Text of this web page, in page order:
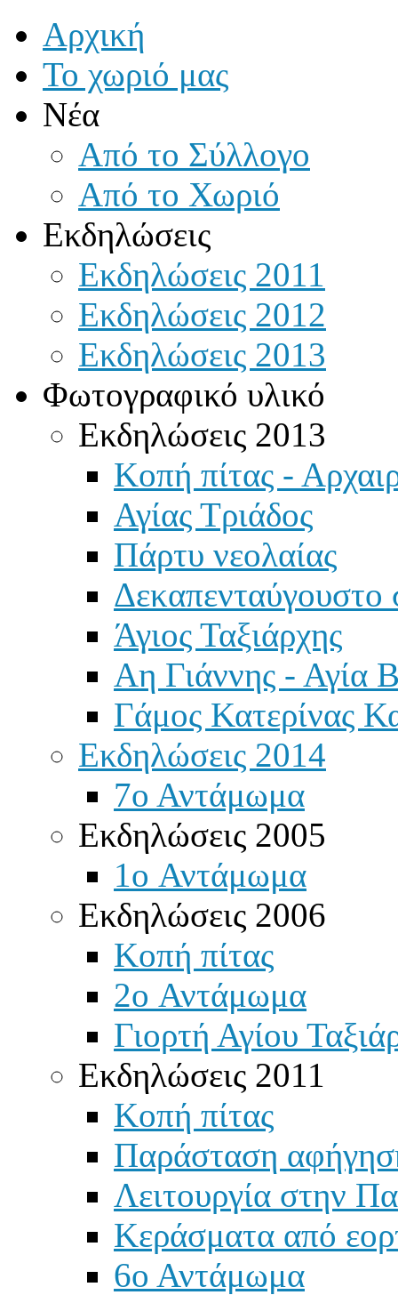
Αρχική
Το χωριό μας
Νέα
Από το Σύλλογο
Από το Χωριό
Εκδηλώσεις
Εκδηλώσεις 2011
Εκδηλώσεις 2012
Εκδηλώσεις 2013
Φωτογραφικό υλικό
Εκδηλώσεις 2013
Κοπή πίτας -
Αγίας Τριάδος
Πάρτυ νεολαίας
Δεκαπενταύγουστο
Άγιος Ταξιάρχης
Αη Γιάννης - Αγία
Γάμος Κατερίνας
Εκδηλώσεις 2014
7ο Αντάμωμα
Εκδηλώσεις 2005
1o Αντάμωμα
Εκδηλώσεις 2006
Κοπή πίτας
2o Αντάμωμα
Γιορτή Αγίου
Εκδηλώσεις 2011
Κοπή πίτας
Παράσταση
Λειτουργία στην
Κεράσματα από
6ο Αντάμωμα